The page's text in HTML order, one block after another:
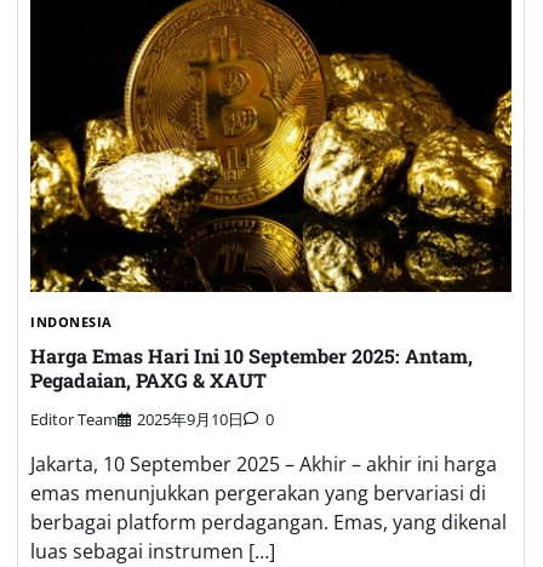
INDONESIA
Harga Emas Hari Ini 10 September 2025: Antam,
Pegadaian, PAXG & XAUT
Editor Team 2025年9月10日 0
Jakarta, 10 September 2025 – Akhir – akhir ini harga
emas menunjukkan pergerakan yang bervariasi di
berbagai platform perdagangan. Emas, yang dikenal
luas sebagai instrumen […]